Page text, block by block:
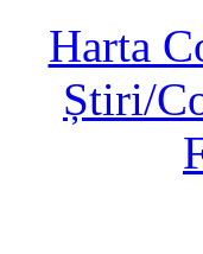
Harta
Știri/